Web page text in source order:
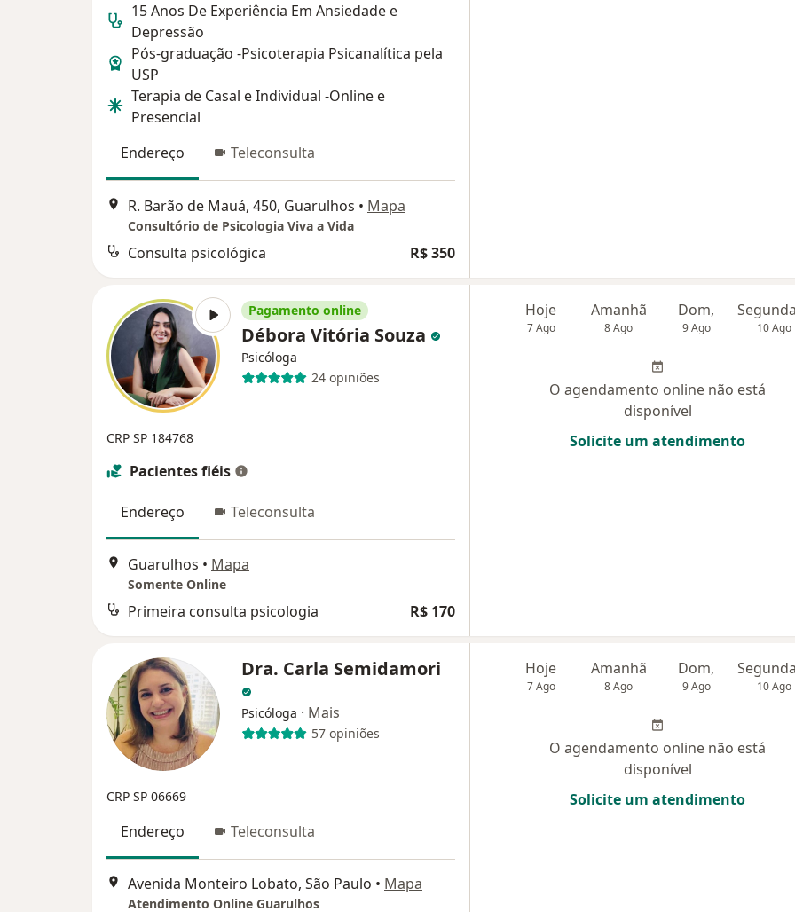
15 Anos De Experiência Em Ansiedade e
Depressão
Pós-graduação -Psicoterapia Psicanalítica pela
USP
Terapia de Casal e Individual -Online e
Presencial
Endereço
Teleconsulta
R. Barão de Mauá, 450, Guarulhos • Mapa
Consultório de Psicologia Viva a Vida
Consulta psicológica R$ 350
Pagamento online
Débora Vitória Souza
Psicóloga
24 opiniões
CRP SP 184768
Pacientes fiéis
Endereço Teleconsulta
Guarulhos • Mapa
Somente Online
Primeira consulta psicologia R$ 170
Hoje
7 Ago
Amanhã
8 Ago
Dom,
9 Ago 10 Ago
O agendamento online não está
disponível
Solicite um atendimento
Dra. Carla Semidamori
Psicóloga · Mais
57 opiniões
CRP SP 06669
Endereço Teleconsulta
Avenida Monteiro Lobato, São Paulo • Mapa
Atendimento Online Guarulhos
Hoje
7 Ago
Amanhã
8 Ago
Dom,
9 Ago 10 Ago
O agendamento online não está
disponível
Solicite um atendimento